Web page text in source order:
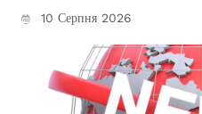
10 Серпня 2026